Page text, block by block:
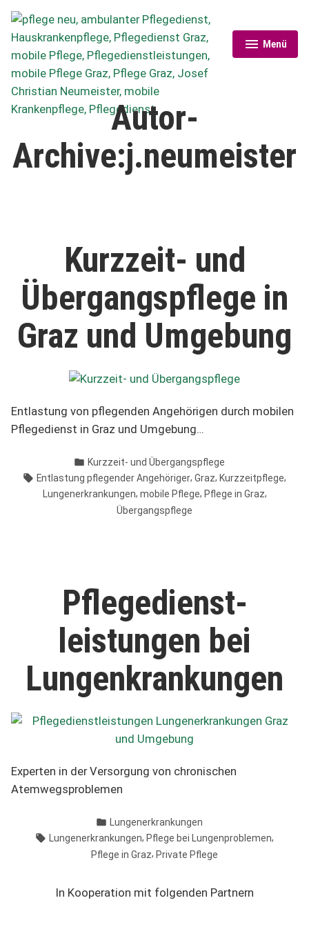
Zum
Inhalt
springen
Pflege neu
Menü
aufgeklappt
zugeklappt
Autor-
Archive:j.neumeister
Kurzzeit- und
Übergangs­pflege in
Graz und Umgebung
Entlastung von pflegenden Angehörigen durch mobilen
Pflegedienst in Graz und Umgebung…
Veröffentlicht
in
Kurzzeit- und Übergangspflege
Schlagwörter:
Entlastung pflegender Angehöriger, Graz, Kurzzeitpflege,
Lungenerkrankungen, mobile Pflege, Pflege in Graz,
Übergangspflege
Pflegedienst­­­­
leistungen bei
Lungen­­krankungen
Experten in der Versorgung von chronischen
Atemwegsproblemen
Veröffentlicht
in
Lungenerkrankungen
Schlagwörter:
Lungenerkrankungen, Pflege bei Lungenproblemen,
Pflege in Graz, Private Pflege
In Kooperation mit folgenden Partnern